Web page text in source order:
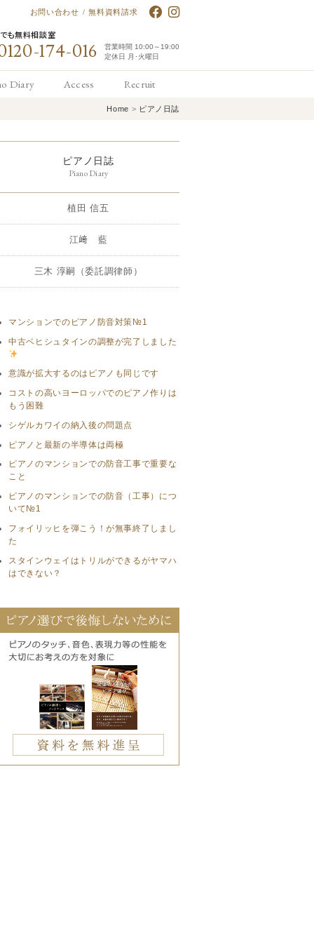
お問い合わせ / 無料資料請求
も無料相談室
174-016
営業時間 10:00～19:00
定休日 月･火曜日
Diary Access Recruit
求人情報
Home > ピアノ日誌
ピアノ日誌
Piano Diary
植田 信五
江﨑 藍
三木 淳嗣（委託調律師）
マンションでのピアノ防音対策№1
中古ベヒシュタインの調整が完了しました
意識が拡大するのはピアノも同じです
コストの高いヨーロッパでのピアノ作りは
もう困難
シゲルカワイの納入後の問題点
ピアノと最新の半導体は両極
ピアノのマンションでの防音工事で重要な
こと
ピアノのマンションでの防音（工事）につ
いて№1
フォイリッヒを弾こう！が無事終了しまし
た
スタインウェイはトリルができるがヤマハ
はできない？